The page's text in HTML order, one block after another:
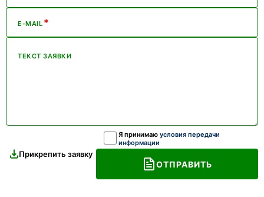
E-MAIL *
ТЕКСТ ЗАЯВКИ
Прикрепить заявку
Я принимаю условия передачи
информации
ОТПРАВИТЬ